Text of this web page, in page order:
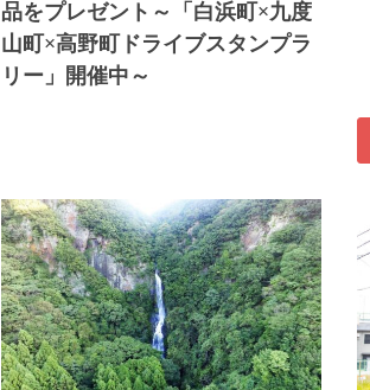
品をプレゼント～「白浜町×九度
山町×高野町ドライブスタンプラ
リー」開催中～